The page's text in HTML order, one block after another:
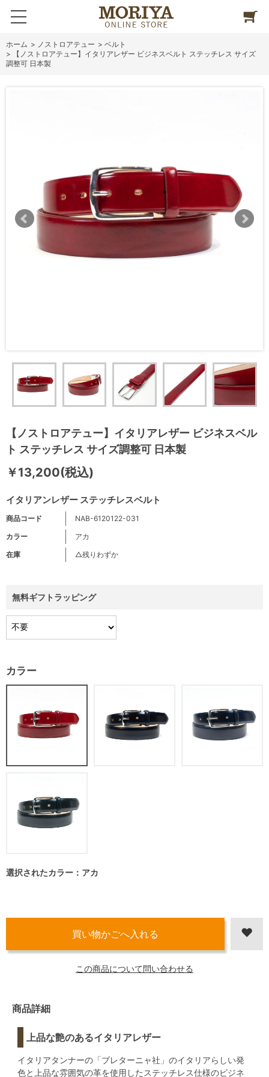
ホーム > ノストロアテュー > ベルト
>
【ノストロアテュー】イタリアレザー ビジネスベルト ステッチレス サイズ
調整可 日本製
【ノストロアテュー】イタリアレザー ビジネスベル
ト ステッチレス サイズ調整可 日本製
イタリアンレザー ステッチレスベルト
￥13,200(税込)
商品コード
NAB-6120122-031
カラー
アカ
在庫
△残りわずか
無料ギフトラッピング
カラー
選択されたカラー：アカ
この商品について問い合わせる
商品詳細
上品な艶のあるイタリアレザー
イタリアタンナーの「ブレターニャ社」のイタリアらしい発
色と上品な雰囲気の革を使用したステッチレス仕様のビジネ